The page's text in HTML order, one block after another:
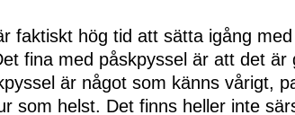
faktiskt hög tid att sätta igång med
fina med påskpyssel är att det är
är något som känns vårigt,
som helst. Det finns heller inte